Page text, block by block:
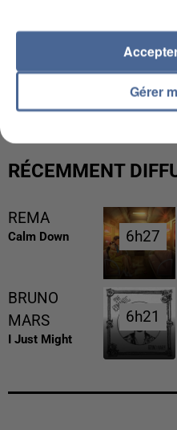
L’UN DES
MAFIA INTERPELLÉ EN
RÉCEMMENT
REMA
Calm Down 6h27
6h27
BRUNO
MARS
I Just Might
6h21
6h21
Gérer